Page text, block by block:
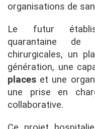
organisations de
Le futur
quarantaine de
chirurgicales, un
génération, une
places et une
une prise en
collaborative.